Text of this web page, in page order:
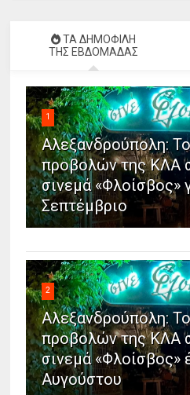
ΤΑ ΔΗΜΟΦΙΛΗ
ΤΗΣ ΕΒΔΟΜΑΔΑΣ
1
Αλεξανδρούπολη:
προβολών της ΚΛΑ
σινεμά «Φλοίσβος»
Σεπτέμβριο
2
Αλεξανδρούπολη:
προβολών της ΚΛΑ
σινεμά «Φλοίσβος»
Αυγούστου